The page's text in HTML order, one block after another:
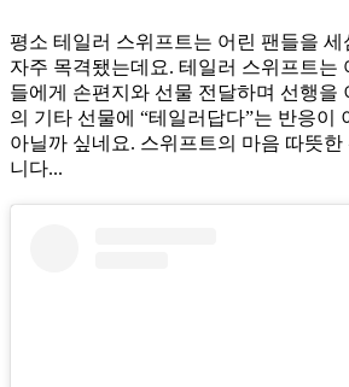
평소 테일러 스위프트는 어린 팬들을 세
자주 목격됐는데요. 테일러 스위프트는
들에게 손편지와 선물 전달하며 선행을
의 기타 선물에 “테일러답다”는 반응이
아닐까 싶네요. 스위프트의 마음 따뜻한
니다...